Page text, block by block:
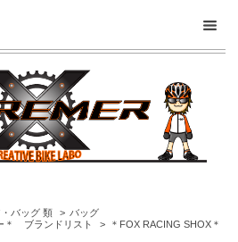
バッグ 類 > バッグ
＊ ブランドリスト >
＊FOX RACING SHOX＊